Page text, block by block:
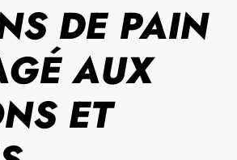
DE PAIN
AUX
ET